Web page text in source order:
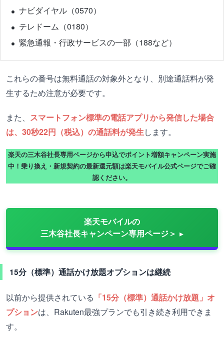
ナビダイヤル（0570）
テレドーム（0180）
緊急通報・行政サービスの一部（188など）
これらの番号は無料通話の対象外となり、別途通話料が発
生するため注意が必要です。
また、 スマートフォン標準の電話アプリから発信した場合
は、30秒22円（税込）の通話料が発生します。
楽天の三木谷社長専用ページから申込でポイント増額キャンペーン実施
中！乗り換え・新規契約の最新還元額は楽天モバイル公式ページでご確
認ください。
楽天モバイルの
三木谷社長キャンペーン専用ページ＞
15分（標準）通話かけ放題オプションは継続
以前から提供されている 「15分（標準）通話かけ放題」オ
プションは、Rakuten最強プランでも引き続き利用できま
す。